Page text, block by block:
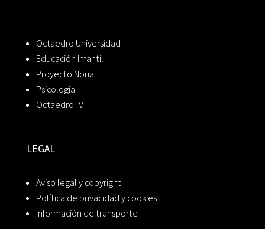
Octaedro Universidad
Educación Infantil
Proyecto Noria
Psicología
OctaedroTV
LEGAL
Aviso legal y copyright
Política de privacidad y cookies
Información de transporte